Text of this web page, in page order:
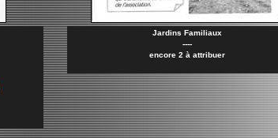
Jardins Familiaux
----
encore 2 à attribuer